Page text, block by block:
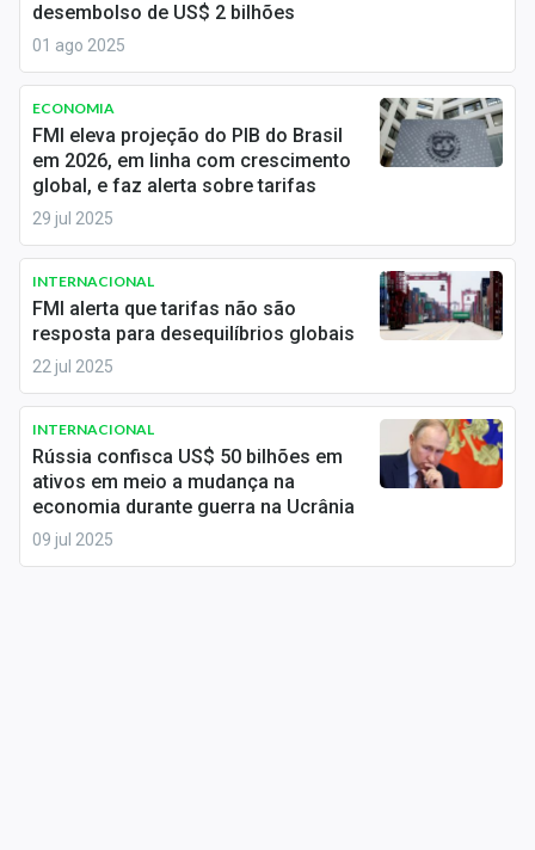
Marketing
Tecnologia
Conteúdo de Marca
Sobre
Expediente
Contato
desembolso de US$ 2 bilhões
01 ago 2025
ECONOMIA
FMI eleva projeção do PIB do Brasil
em 2026, em linha com crescimento
global, e faz alerta sobre tarifas
29 jul 2025
INTERNACIONAL
FMI alerta que tarifas não são
resposta para desequilíbrios globais
22 jul 2025
INTERNACIONAL
Rússia confisca US$ 50 bilhões em
ativos em meio a mudança na
economia durante guerra na Ucrânia
09 jul 2025